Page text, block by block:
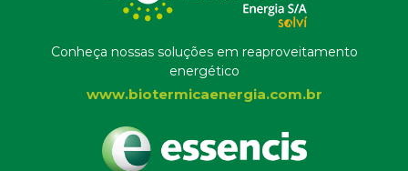
Conheça nossas soluções em reaproveitamento
energético
www.biotermicaenergia.com.br